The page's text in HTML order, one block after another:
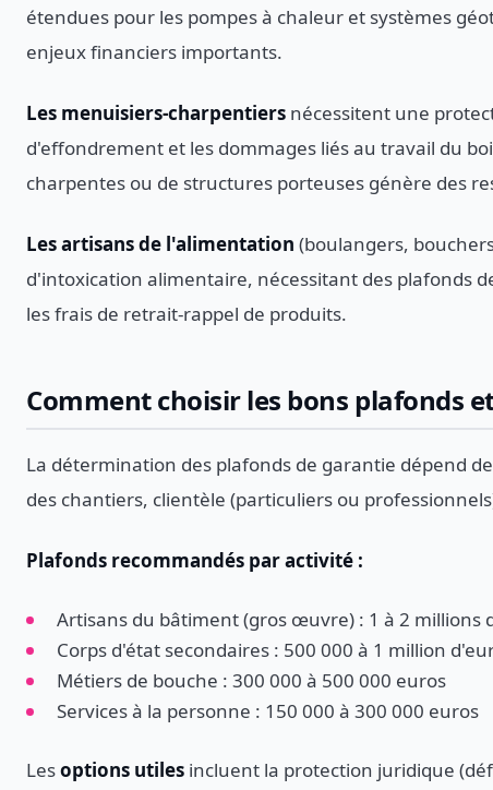
étendues pour les pompes à chaleur et systèmes
enjeux financiers importants.
Les menuisiers-charpentiers nécessitent une
d'effondrement et les dommages liés au travail du
charpentes ou de structures porteuses génère des
Les artisans de l'alimentation (boulangers,
d'intoxication alimentaire, nécessitant des plafonds
les frais de retrait-rappel de produits.
Comment choisir les bons plafonds
La détermination des plafonds de garantie dépend
des chantiers, clientèle (particuliers ou
Plafonds recommandés par activité :
Artisans du bâtiment (gros œuvre) : 1 à 2 millions
Corps d'état secondaires : 500 000 à 1 million
Métiers de bouche : 300 000 à 500 000 euros
Services à la personne : 150 000 à 300 000 euros
Lesoptions utiles incluent la protection juridique